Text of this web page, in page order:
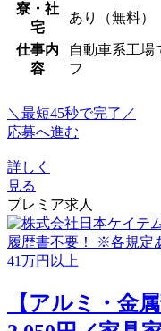
寮・社
宅
あり（無料）
仕事内
容
自動車系工場
フ
＼最短45秒で完了／
応募へ進む
詳しく
見る
プレミア求人
【アルミ・金